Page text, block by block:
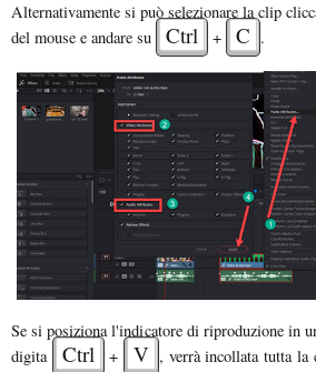
Alternativamente si può selezionare la clip
del mouse e andare su
Ctrl + C .
Se si posiziona l'indicatore di riproduzione in
digita
Ctrl + V , verrà incollata tutta